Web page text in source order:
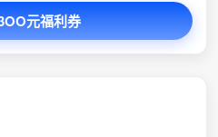
元福利券